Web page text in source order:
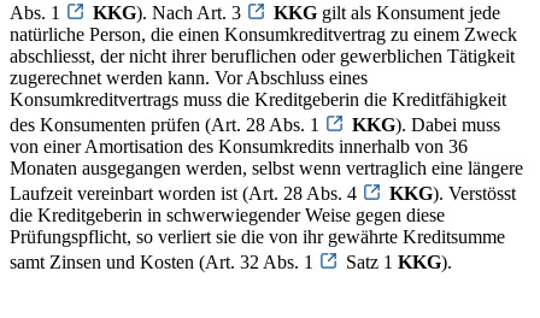
Abs. 1
KKG). Nach Art. 3 KKG gilt als Konsument jede
natürliche Person, die einen Konsumkreditvertrag zu einem Zweck
abschliesst, der nicht ihrer beruflichen oder gewerblichen Tätigkeit
zugerechnet werden kann. Vor Abschluss eines
Konsumkreditvertrags muss die Kreditgeberin die Kreditfähigkeit
des Konsumenten prüfen (Art. 28 Abs. 1
KKG). Dabei muss
von einer Amortisation des Konsumkredits innerhalb von 36
Monaten ausgegangen werden, selbst wenn vertraglich eine längere
Laufzeit vereinbart worden ist (Art. 28 Abs. 4
KKG). Verstösst
die Kreditgeberin in schwerwiegender Weise gegen diese
Prüfungspflicht, so verliert sie die von ihr gewährte Kreditsumme
samt Zinsen und Kosten (Art. 32 Abs. 1
Satz 1 KKG).